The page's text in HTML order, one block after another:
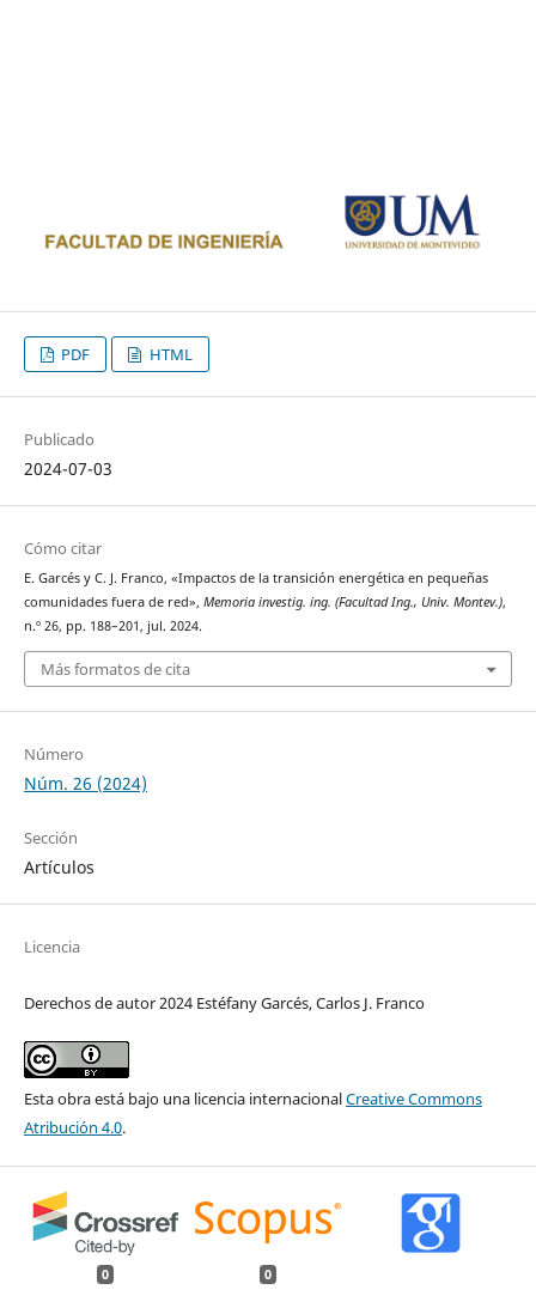
PDF HTML
Publicado
2024-07-03
Cómo citar
E. Garcés y C. J. Franco, «Impactos de la transición energética en pequeñas
comunidades fuera de red», Memoria investig. ing. (Facultad Ing., Univ. Montev.),
n.º 26, pp. 188–201, jul. 2024.
Más formatos de cita
Número
Núm. 26 (2024)
Sección
Artículos
Licencia
Derechos de autor 2024 Estéfany Garcés, Carlos J. Franco
Esta obra está bajo una licencia internacionalCreative Commons
Atribución 4.0.
0 0